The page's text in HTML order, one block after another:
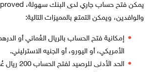
والوافدين، ويمكن التمتع بالمميزات التالية:
إمكانية فتح الحساب بالريال العُماني أو الدرهم
الأمريكي، أو اليورو، أو الجنيه الاسترليني.
الحد الأدنى